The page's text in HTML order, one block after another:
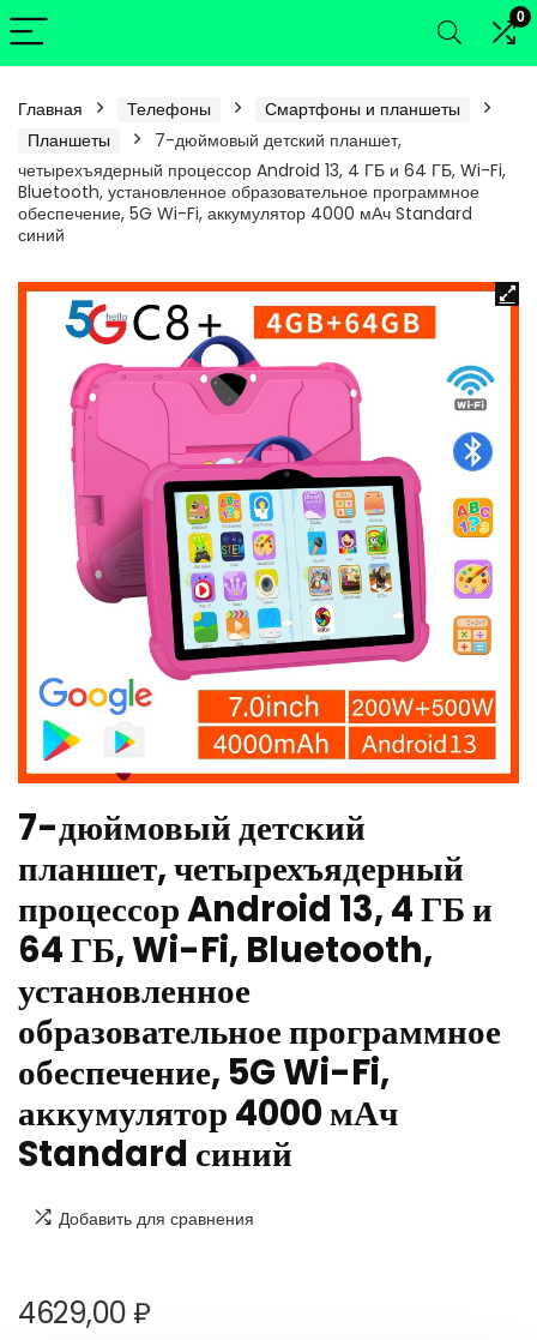
0
Главная Телефоны
Смартфоны и планшеты
Планшеты
7-дюймовый детский планшет,
четырехъядерный процессор Android 13, 4 ГБ и 64 ГБ, Wi-Fi,
Bluetooth, установленное образовательное программное
обеспечение, 5G Wi-Fi, аккумулятор 4000 мАч Standard
синий
7-дюймовый детский
планшет, четырехъядерный
процессор Android 13, 4 ГБ и
64 ГБ, Wi-Fi, Bluetooth,
установленное
образовательное программное
обеспечение, 5G Wi-Fi,
аккумулятор 4000 мАч
Standard синий
Добавить для сравнения
4629,00₽